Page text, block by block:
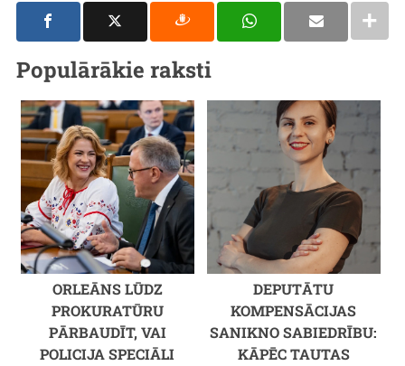
Populārākie raksti
ORLEĀNS LŪDZ
PROKURATŪRU
PĀRBAUDĪT, VAI
POLICIJA SPECIĀLI
DEPUTĀTU
KOMPENSĀCIJAS
SANIKNO SABIEDRĪBU:
KĀPĒC TAUTAS